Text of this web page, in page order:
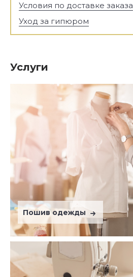
Условия по доставке заказа
Уход за гипюром
Услуги
Пошив одежды